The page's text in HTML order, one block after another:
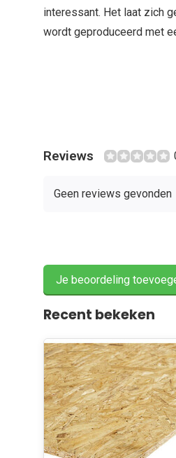
interessant. Het laat zich
wordt geproduceerd met
Reviews
Geen reviews gevonden
Je beoordeling
Recent bekeken